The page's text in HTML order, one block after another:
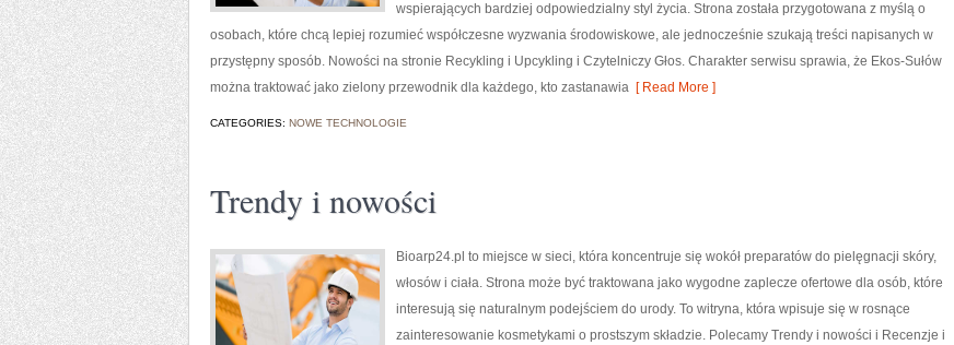
wspierających bardziej odpowiedzialny styl życia. Strona została przygotowana z myślą o
osobach, które chcą lepiej rozumieć współczesne wyzwania środowiskowe, ale jednocześnie szukają treści napisanych w
przystępny sposób. Nowości na stronie Recykling i Upcykling i Czytelniczy Głos. Charakter serwisu sprawia, że Ekos-Sułów
można traktować jako zielony przewodnik dla każdego, kto zastanawia [ Read More ]
CATEGORIES: NOWE TECHNOLOGIE
Trendy i nowości
Bioarp24.pl to miejsce w sieci, która koncentruje się wokół preparatów do pielęgnacji skóry,
włosów i ciała. Strona może być traktowana jako wygodne zaplecze ofertowe dla osób, które
interesują się naturalnym podejściem do urody. To witryna, która wpisuje się w rosnące
zainteresowanie kosmetykami o prostszym składzie. Polecamy Trendy i nowości i Recenzje i